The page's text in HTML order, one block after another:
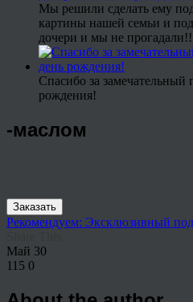
Мы решили сделать ему
картины нашей семьи и
дочери и мы не
Спасибо за
рождения!
-маслом
Заказать
Рекомендуем: Эксклюзивный
Май 30
115 0